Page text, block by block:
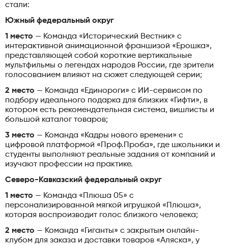
стали:
Южный федеральный округ
1 место — Команда «Исторический Вестник» с
интерактивной анимационной франшизой «Ерошка»,
представляющей собой короткие вертикальные
мультфильмы о легендах народов России, где зрители
голосованием влияют на сюжет следующей серии;
2 место — Команда «Единороги» с ИИ-сервисом по
подбору идеального подарка для близких «Гифти», в
котором есть рекомендательная система, вишлисты и
большой каталог товаров;
3 место — Команда «Кадры нового времени» с
цифровой платформой «Проф.Проба», где школьники и
студенты выполняют реальные задания от компаний и
изучают профессии на практике.
Северо-Кавказский федеральный округ
1 место — Команда «Плюша 05» с
персонализированной мягкой игрушкой «Плюша»,
которая воспроизводит голос близкого человека;
2 место — Команда «Гиганты» с закрытым онлайн-
клубом для заказа и доставки товаров «Аляска», у